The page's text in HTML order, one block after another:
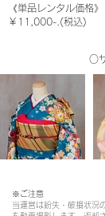
《単品レンタル価格》
￥11,000-.(税込)
○
※ご注意​
当運営は紛失・破損状況